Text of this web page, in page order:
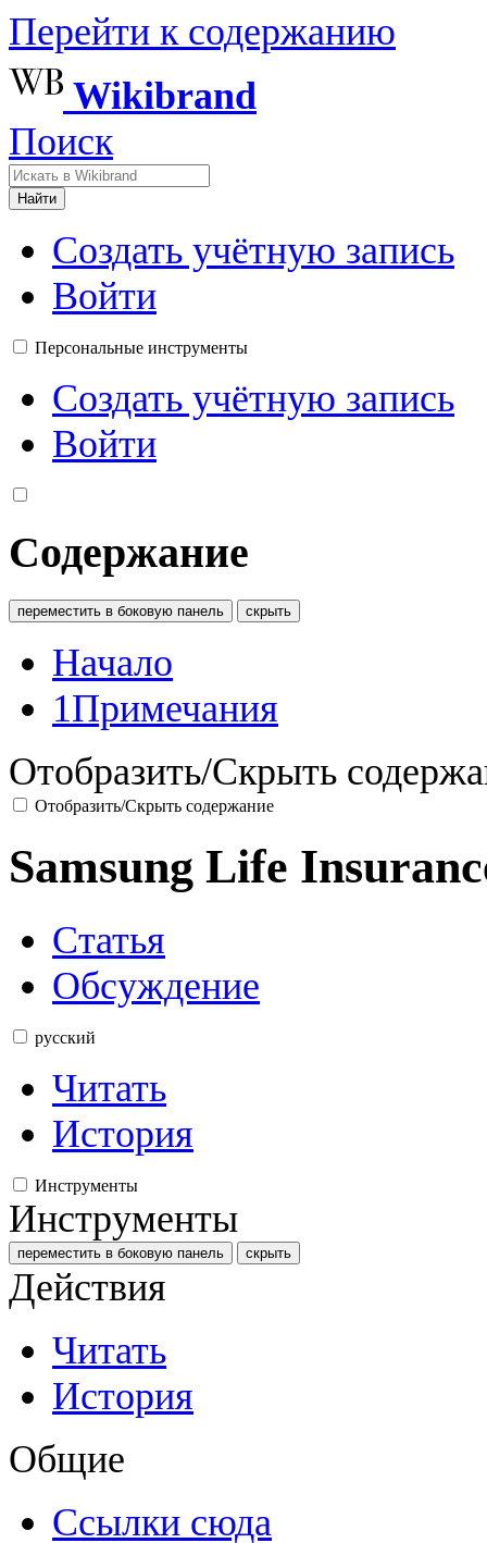
Перейти к содержанию
Wikibrand
Поиск
Найти
Создать учётную запись
Войти
Персональные инструменты
Создать учётную запись
Войти
Содержание
переместить в боковую панель скрыть
Начало
1Примечания
Отобразить/Скрыть
Отобразить/Скрыть содержание
Samsung Life
Статья
Обсуждение
русский
Читать
История
Инструменты
Инструменты
переместить в боковую панель скрыть
Действия
Читать
История
Общие
Ссылки сюда